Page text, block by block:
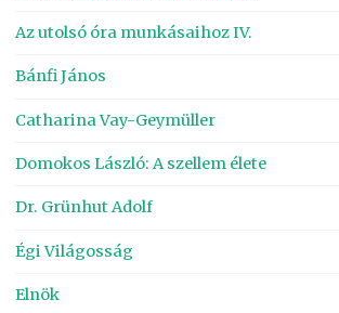
Az utolsó óra munkásaihoz IV.
Bánfi János
Catharina Vay-Geymüller
Domokos László: A szellem élete
Dr. Grünhut Adolf
Égi Világosság
Elnök